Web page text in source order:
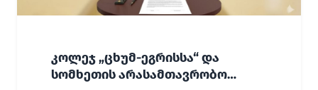
კოლეჯ „ცხუმ-ეგრისსა“ და
სომხეთის არასამთავრობო